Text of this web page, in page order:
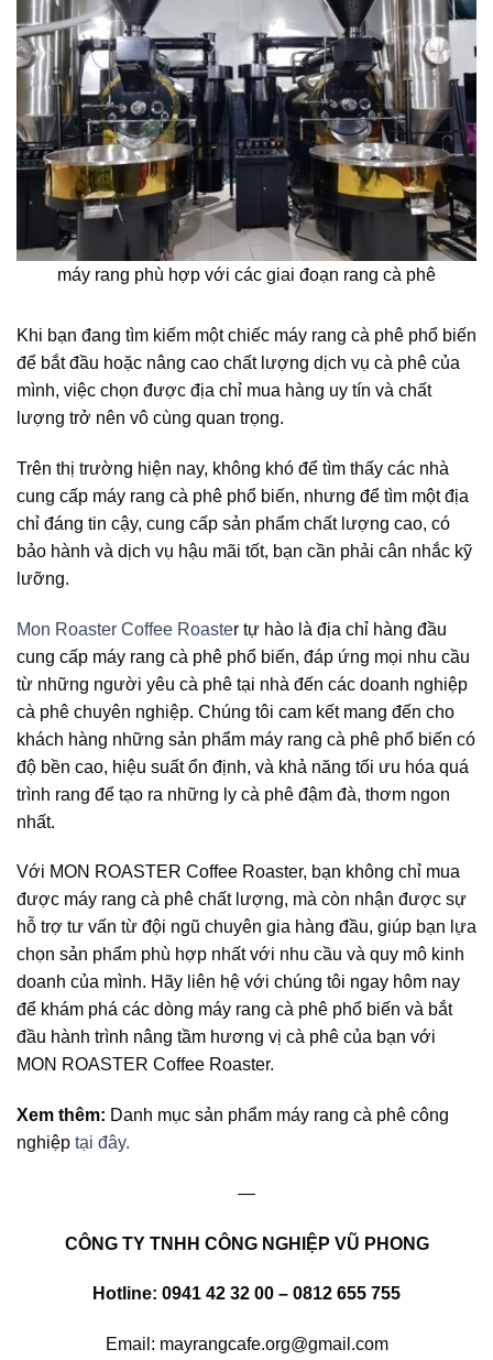
máy rang phù hợp với các giai đoạn rang cà phê
Khi bạn đang tìm kiếm một chiếc máy rang cà phê phổ biến
để bắt đầu hoặc nâng cao chất lượng dịch vụ cà phê của
mình, việc chọn được địa chỉ mua hàng uy tín và chất
lượng trở nên vô cùng quan trọng.
Trên thị trường hiện nay, không khó để tìm thấy các nhà
cung cấp máy rang cà phê phổ biến, nhưng để tìm một địa
chỉ đáng tin cậy, cung cấp sản phẩm chất lượng cao, có
bảo hành và dịch vụ hậu mãi tốt, bạn cần phải cân nhắc kỹ
lưỡng.
Mon Roaster Coffee Roaster tự hào là địa chỉ hàng đầu
cung cấp máy rang cà phê phổ biến, đáp ứng mọi nhu cầu
từ những người yêu cà phê tại nhà đến các doanh nghiệp
cà phê chuyên nghiệp. Chúng tôi cam kết mang đến cho
khách hàng những sản phẩm máy rang cà phê phổ biến có
độ bền cao, hiệu suất ổn định, và khả năng tối ưu hóa quá
trình rang để tạo ra những ly cà phê đậm đà, thơm ngon
nhất.
Với MON ROASTER Coffee Roaster, bạn không chỉ mua
được máy rang cà phê chất lượng, mà còn nhận được sự
hỗ trợ tư vấn từ đội ngũ chuyên gia hàng đầu, giúp bạn lựa
chọn sản phẩm phù hợp nhất với nhu cầu và quy mô kinh
doanh của mình. Hãy liên hệ với chúng tôi ngay hôm nay
để khám phá các dòng máy rang cà phê phổ biến và bắt
đầu hành trình nâng tầm hương vị cà phê của bạn với
MON ROASTER Coffee Roaster.
Xem thêm: Danh mục sản phẩm máy rang cà phê công
nghiệp tại đây.
—
CÔNG TY TNHH CÔNG NGHIỆP VŨ PHONG
Hotline: 0941 42 32 00 – 0812 655 755
Email: mayrangcafe.org@gmail.com